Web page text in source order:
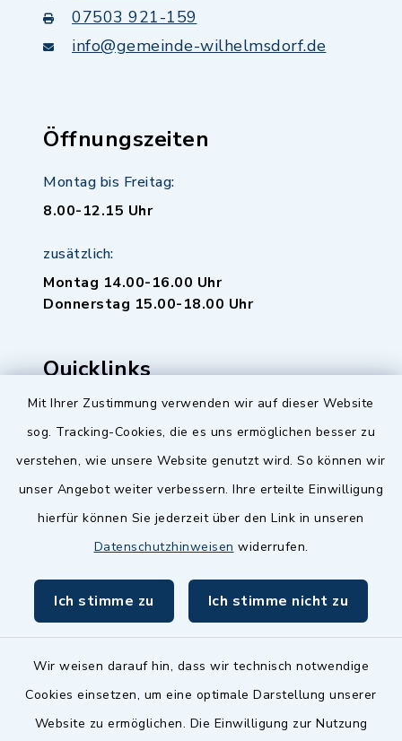
Mit Ihrer Zustimmung verwenden wir auf dieser Website
sog. Tracking-Cookies, die es uns ermöglichen besser zu
verstehen, wie unsere Website genutzt wird. So können wir
unser Angebot weiter verbessern. Ihre erteilte Einwilligung
hierfür können Sie jederzeit über den Link in unseren
Datenschutzhinweisen widerrufen.
Ich stimme zu Ich stimme nicht zu
Wir weisen darauf hin, dass wir technisch notwendige
Cookies einsetzen, um eine optimale Darstellung unserer
Website zu ermöglichen. Die Einwilligung zur Nutzung
07503 921-159
info@gemeinde-wilhelmsdorf.de
Öffnungszeiten
Montag bis Freitag:
8.00-12.15 Uhr
zusätzlich:
Montag 14.00-16.00 Uhr
Donnerstag 15.00-18.00 Uhr
Quicklinks
Baupilot
Serviceportal Baden-Württemberg
Website in Leichter Sprache